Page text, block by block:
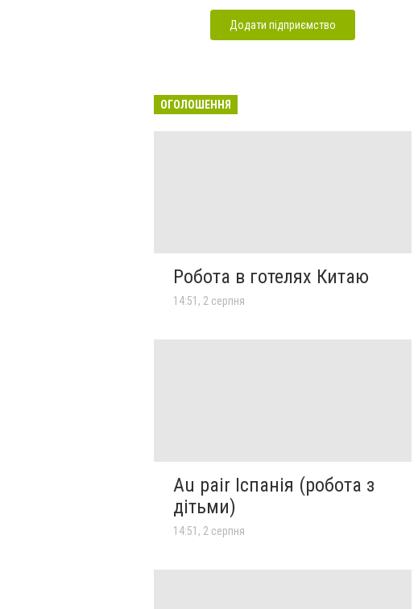
Додати підприємство
ОГОЛОШЕННЯ
Робота в готелях Китаю
14:51, 2 серпня
Au pair Іспанія (робота з
дітьми)
14:51, 2 серпня